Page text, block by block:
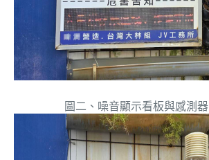
圖二、噪音顯示看板與感測器